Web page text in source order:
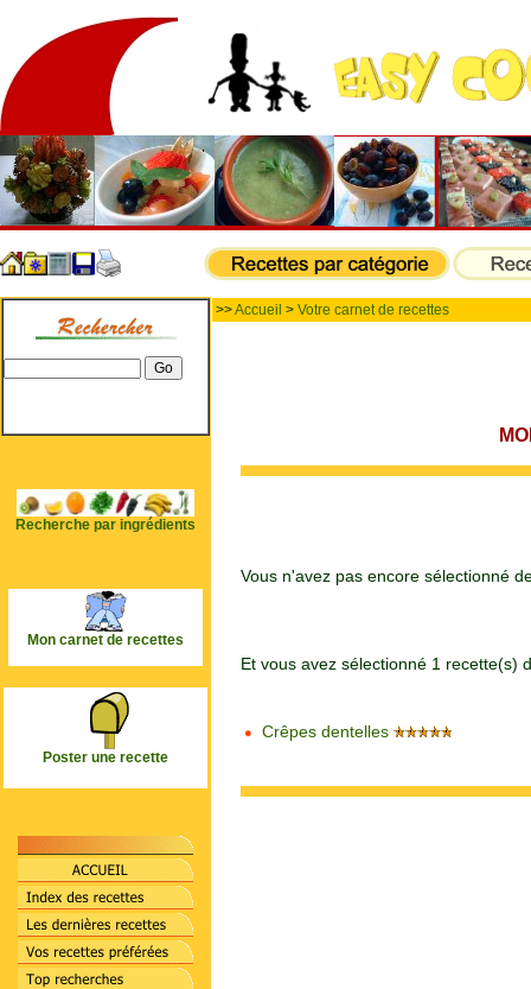
Recherche par ingrédients
Mon carnet de recettes
Poster une recette
>>Accueil > Votre carnet de recettes
Vous n'avez pas encore sélectionné
Et vous avez sélectionné 1 recette(s)
Crêpes dentelles